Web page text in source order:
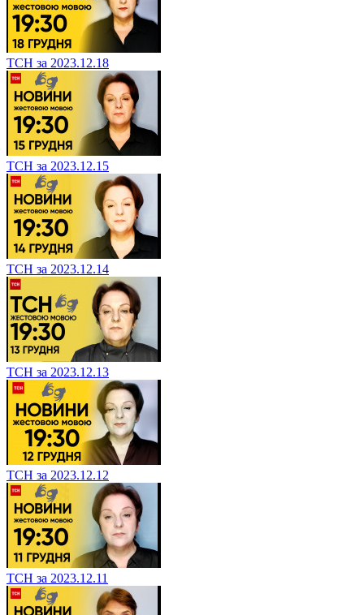
ТСН за 2023.12.18
ТСН за 2023.12.15
ТСН за 2023.12.14
ТСН за 2023.12.13
ТСН за 2023.12.12
ТСН за 2023.12.11